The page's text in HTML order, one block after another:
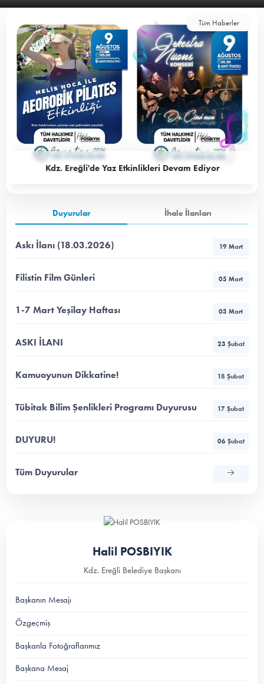
Tüm Haberler
Kdz. Ereğli'de Yaz Etkinlikleri Devam Ediyor
Duyurular İhale İlanları
Askı İlanı (18.03.2026) 19 Mart
Filistin Film Günleri 05 Mart
1-7 Mart Yeşilay Haftası 03 Mart
ASKI İLANI 23 Şubat
Kamuoyunun Dikkatine! 18 Şubat
Tübitak Bilim Şenlikleri Programı Duyurusu 17 Şubat
DUYURU! 06 Şubat
Tüm Duyurular
Halil POSBIYIK
Kdz. Ereğli Belediye Başkanı
Başkanın Mesajı
Özgeçmiş
Başkanla Fotoğraflarımız
Başkana Mesaj